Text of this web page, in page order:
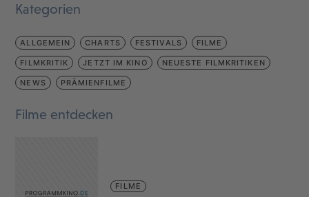
Kategorien
ALLGEMEIN CHARTS FESTIVALS FILME
FILMKRITIK JETZT IM KINO NEUESTE FILMKRITIKEN
NEWS PRÄMIENFILME
Filme entdecken
FILME